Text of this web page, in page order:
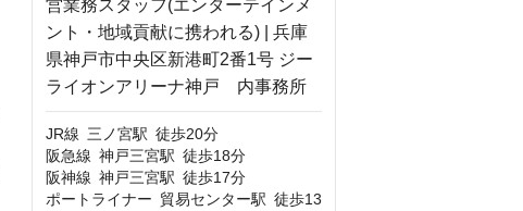
JR線 三ノ宮駅 徒歩20分
阪急線 神戸三宮駅 徒歩18分
阪神線 神戸三宮駅 徒歩17分
ポートライナー 貿易センター駅 徒歩13